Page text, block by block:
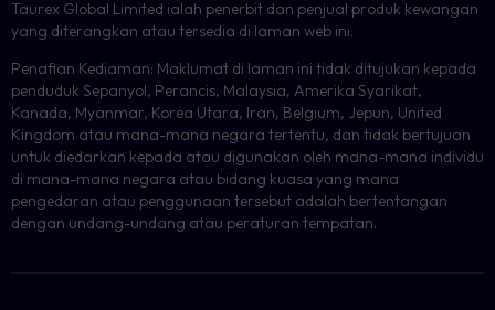
Taurex Global Limited ialah penerbit dan penjual produk kewangan
yang diterangkan atau tersedia di laman web ini.
Penafian Kediaman: Maklumat di laman ini tidak ditujukan kepada
penduduk Sepanyol, Perancis, Malaysia, Amerika Syarikat,
Kanada, Myanmar, Korea Utara, Iran, Belgium, Jepun, United
Kingdom atau mana-mana negara tertentu, dan tidak bertujuan
untuk diedarkan kepada atau digunakan oleh mana-mana individu
di mana-mana negara atau bidang kuasa yang mana
pengedaran atau penggunaan tersebut adalah bertentangan
dengan undang-undang atau peraturan tempatan.